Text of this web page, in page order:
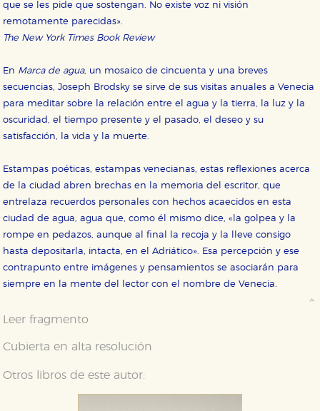
que se les pide que sostengan. No existe voz ni visión
remotamente parecidas».
The New York Times Book Review
En Marca de agua, un mosaico de cincuenta y una breves
secuencias, Joseph Brodsky se sirve de sus visitas anuales a Venecia
para meditar sobre la relación entre el agua y la tierra, la luz y la
oscuridad, el tiempo presente y el pasado, el deseo y su
satisfacción, la vida y la muerte.
Estampas poéticas, estampas venecianas, estas reflexiones acerca
de la ciudad abren brechas en la memoria del escritor, que
entrelaza recuerdos personales con hechos acaecidos en esta
ciudad de agua, agua que, como él mismo dice, «la golpea y la
rompe en pedazos, aunque al final la recoja y la lleve consigo
hasta depositarla, intacta, en el Adriático». Esa percepción y ese
contrapunto entre imágenes y pensamientos se asociarán para
siempre en la mente del lector con el nombre de Venecia.
Leer fragmento
Cubierta en alta resolución
Otros libros de este autor:
CONFIGURACIÓN DE COOKIES